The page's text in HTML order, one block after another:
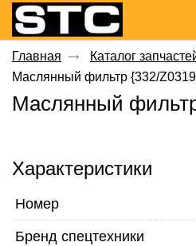
Главная Каталог
Маслянный фильтр {332/
Маслянный
Характеристики
Номер
Бренд спецтехники